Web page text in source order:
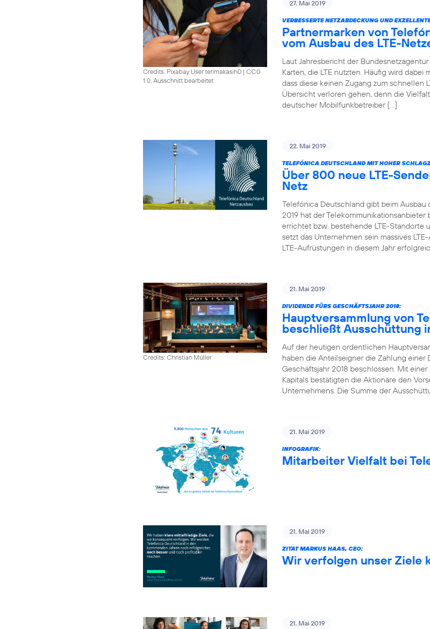
Credits: Pixabay User terimakasih0 | CC0
1.0, Ausschnitt bearbeitet
27. Mai 2019
VERBESSERTE NETZABDECKUNG UND
Partnermarken von
vom Ausbau des LTE-
Laut Jahresbericht der
Karten, die LTE nutzten. Häufig wird
dass diese keinen Zugang zum schnellen
Übersicht verloren gehen, denn die
deutscher Mobilfunkbetreiber […]
22. Mai 2019
TELEFÓNICA DEUTSCHLAND MIT HOHER
Über 800 neue LTE-
Netz
Telefónica Deutschland gibt beim Ausbau
2019 hat der
errichtet bzw. bestehende LTE-Standorte
setzt das Unternehmen sein massives
LTE-Aufrüstungen in diesem Jahr
Credits: Christian Müller
21. Mai 2019
DIVIDENDE FÜRS GESCHÄFTSJAHR 2018:
Hauptversammlung von
beschließt Ausschüttung
Auf der heutigen ordentlichen
haben die Anteilseigner die Zahlung einer
Geschäftsjahr 2018 beschlossen. Mit
Kapitals bestätigten die Aktionäre den
Unternehmens. Die Summe der
21. Mai 2019
INFOGRAFIK:
Mitarbeiter Vielfalt bei
21. Mai 2019
ZITAT MARKUS HAAS, CEO:
Wir verfolgen unser Ziele
21. Mai 2019